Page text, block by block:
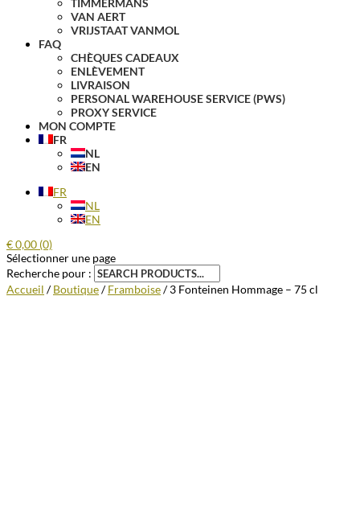
TIMMERMANS
VAN AERT
VRIJSTAAT VANMOL
FAQ
CHÈQUES CADEAUX
ENLÈVEMENT
LIVRAISON
PERSONAL WAREHOUSE SERVICE (PWS)
PROXY SERVICE
MON COMPTE
FR
NL
EN
FR
NL
EN
€0,00 (0)
Sélectionner une page
Recherche pour :
Accueil /Boutique/Framboise/ 3 Fonteinen Hommage – 75 cl